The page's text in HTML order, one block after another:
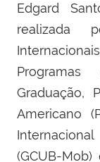
Edgard
realizada
Graduação,
Americano
(GCUB-